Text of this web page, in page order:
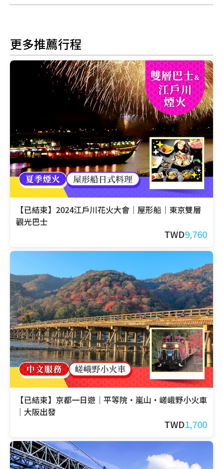
更多推薦行程
【已結束】2024江戶川花火大會｜屋形船｜東京雙層
觀光巴士
TWD9,760
【已結束】京都一日遊｜平等院・嵐山・嵯峨野小火車
｜大阪出發
TWD1,700